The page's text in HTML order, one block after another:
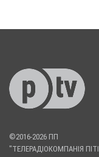
©2016-2026 ПП
"ТЕЛЕРАДІОКОМПАНІЯ